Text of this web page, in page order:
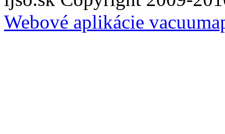
Webové aplikácie